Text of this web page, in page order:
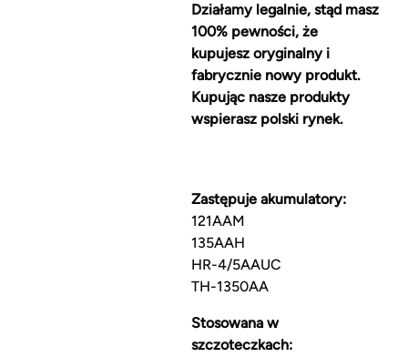
Działamy legalnie, stąd masz
100% pewności, że
kupujesz oryginalny i
fabrycznie nowy produkt.
Kupując nasze produkty
wspierasz polski rynek.
Zastępuje akumulatory:
121AAM
135AAH
HR-4/5AAUC
TH-1350AA
Stosowana w
szczoteczkach: